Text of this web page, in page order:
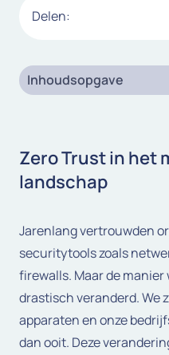
Zero Trust in het
landschap
Jarenlang vertrouwden
securitytools zoals
firewalls. Maar de manier
drastisch veranderd. We
apparaten en onze
dan ooit. Deze
Delen:
Inhoudsopgave